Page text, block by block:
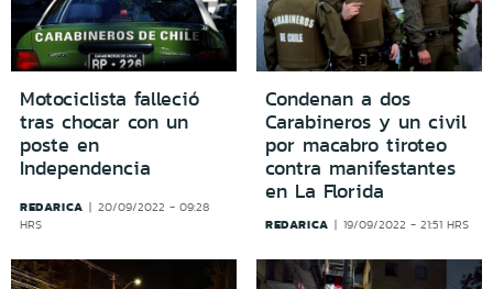
Motociclista falleció
tras chocar con un
poste en
Independencia
REDARICA
20/09/2022 - 09:28
HRS
Condenan a dos
Carabineros y un civil
por macabro tiroteo
contra manifestantes
en La Florida
REDARICA 19/09/2022 - 21:51 HRS